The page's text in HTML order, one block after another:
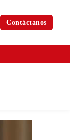
Contáctanos